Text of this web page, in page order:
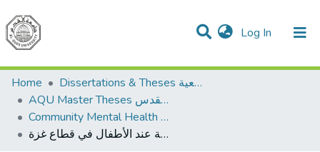
Log In (current)
Communities & Collections
All of DSpace
Home
Dissertations & Theses الرسائل الجامعية
AQU Master Theses الرسائل الجامعية الخاصة بجامعة القدس
Community Mental Health الصحة النفسية المجتمعية
آثار مشاهدة برامج العنف في التلفاز على الصحة النفسية عند الأطفال في قطاع غزة